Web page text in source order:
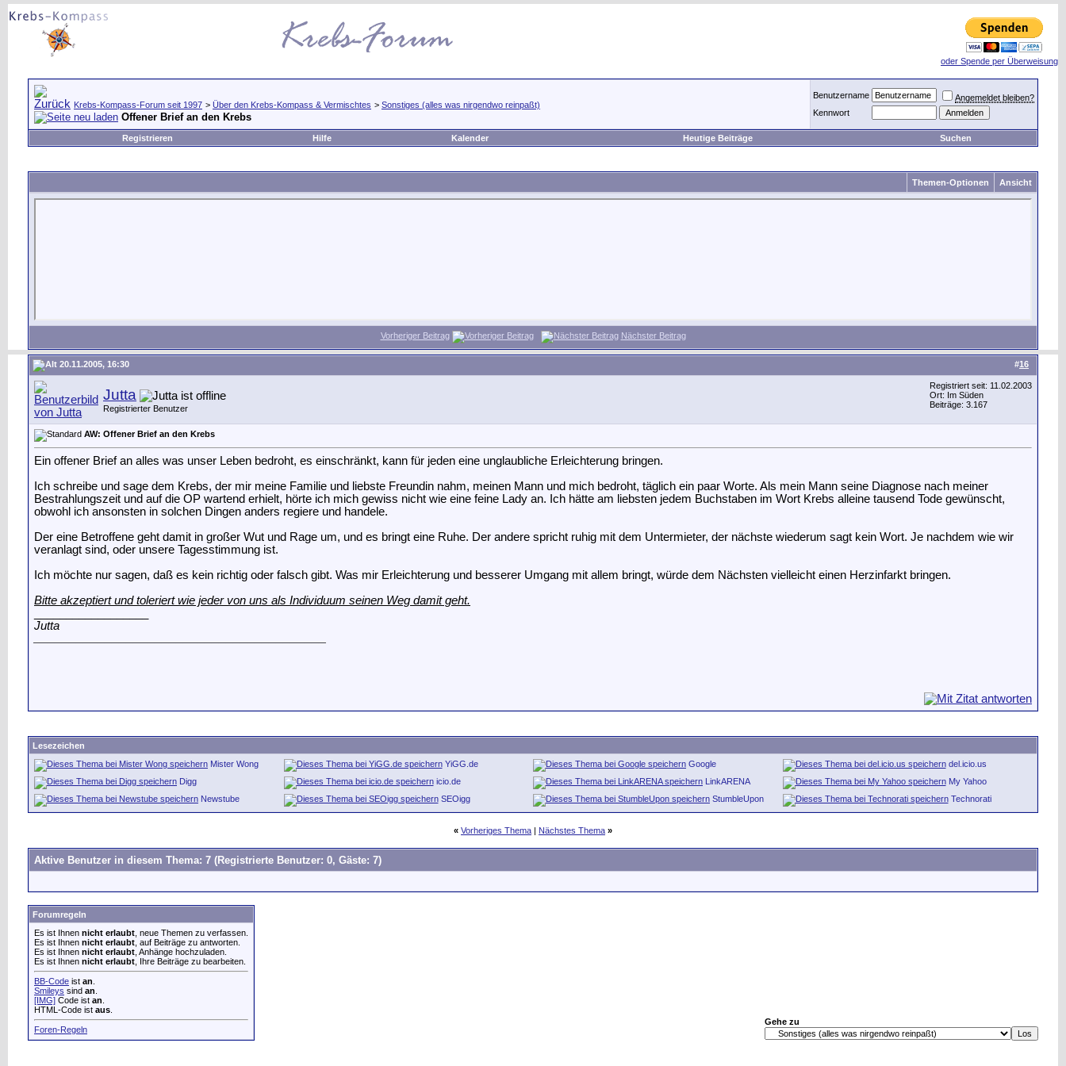
oder Spende per Überweisung
Krebs-Kompass-Forum seit 1997 > Über den Krebs-Kompass & Vermischtes > Sonstiges (alles was nirgendwo reinpaßt)
Offener Brief an den Krebs
Benutzername
Angemeldet bleiben?
Kennwort
Registrieren Hilfe Kalender Heutige Beiträge Suchen
Themen-Optionen Ansicht
Vorheriger Beitrag Nächster Beitrag
#16
20.11.2005, 16:30
Jutta
Registrierter Benutzer
Registriert seit: 11.02.2003
Ort: Im Süden
Beiträge: 3.167
AW: Offener Brief an den Krebs
Ein offener Brief an alles was unser Leben bedroht, es einschränkt, kann für jeden eine unglaubliche Erleichterung bringen.
Ich schreibe und sage dem Krebs, der mir meine Familie und liebste Freundin nahm, meinen Mann und mich bedroht, täglich ein paar Worte. Als mein Mann seine Diagnose nach meiner
Bestrahlungszeit und auf die OP wartend erhielt, hörte ich mich gewiss nicht wie eine feine Lady an. Ich hätte am liebsten jedem Buchstaben im Wort Krebs alleine tausend Tode gewünscht,
obwohl ich ansonsten in solchen Dingen anders regiere und handele.
Der eine Betroffene geht damit in großer Wut und Rage um, und es bringt eine Ruhe. Der andere spricht ruhig mit dem Untermieter, der nächste wiederum sagt kein Wort. Je nachdem wie wir
veranlagt sind, oder unsere Tagesstimmung ist.
Ich möchte nur sagen, daß es kein richtig oder falsch gibt. Was mir Erleichterung und besserer Umgang mit allem bringt, würde dem Nächsten vielleicht einen Herzinfarkt bringen.
Bitte akzeptiert und toleriert wie jeder von uns als Individuum seinen Weg damit geht.
Jutta
Lesezeichen
Mister Wong
YiGG.de Google
del.icio.us
Digg
icio.de LinkARENA
My Yahoo
Newstube
SEOigg StumbleUpon Technorati
« Vorheriges Thema | Nächstes Thema »
Aktive Benutzer in diesem Thema: 7 (Registrierte Benutzer: 0, Gäste: 7)
Forumregeln
Es ist Ihnen nicht erlaubt , neue Themen zu verfassen.
Es ist Ihnen nicht erlaubt , auf Beiträge zu antworten.
Es ist Ihnen nicht erlaubt , Anhänge hochzuladen.
Es ist Ihnen nicht erlaubt , Ihre Beiträge zu bearbeiten.
BB-Code ist an
Smileys sind an
[IMG] Code ist an
HTML-Code ist aus
Foren-Regeln
Gehe zu